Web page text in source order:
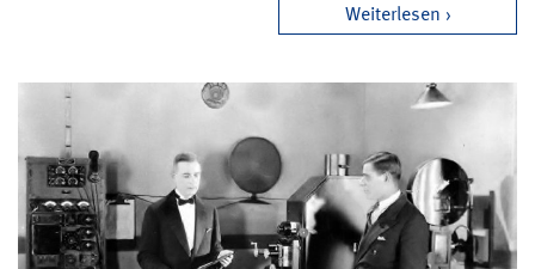
Weiterlesen